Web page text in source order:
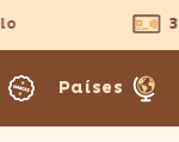
3x
Países